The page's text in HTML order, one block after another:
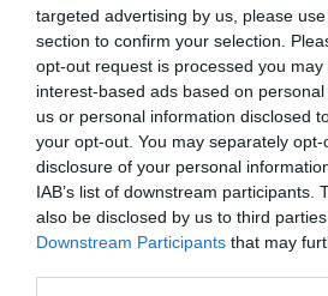
targeted advertising by us, please
section to confirm your selection.
opt-out request is processed you may
interest-based ads based on
us or personal information disclosed
your opt-out. You may separately
disclosure of your personal
IAB’s list of downstream participants.
also be disclosed by us to third
Downstream Participants that may
F2012 7 maj
Visa fler nyheter
Nyheter från föreningen
Skene Marten Cup 2026 - anmäl ditt lag!
3 aug
Fantastisk insats av Skene IF U17 i
21 jul
Skene Marten 11-12 september 2026 -